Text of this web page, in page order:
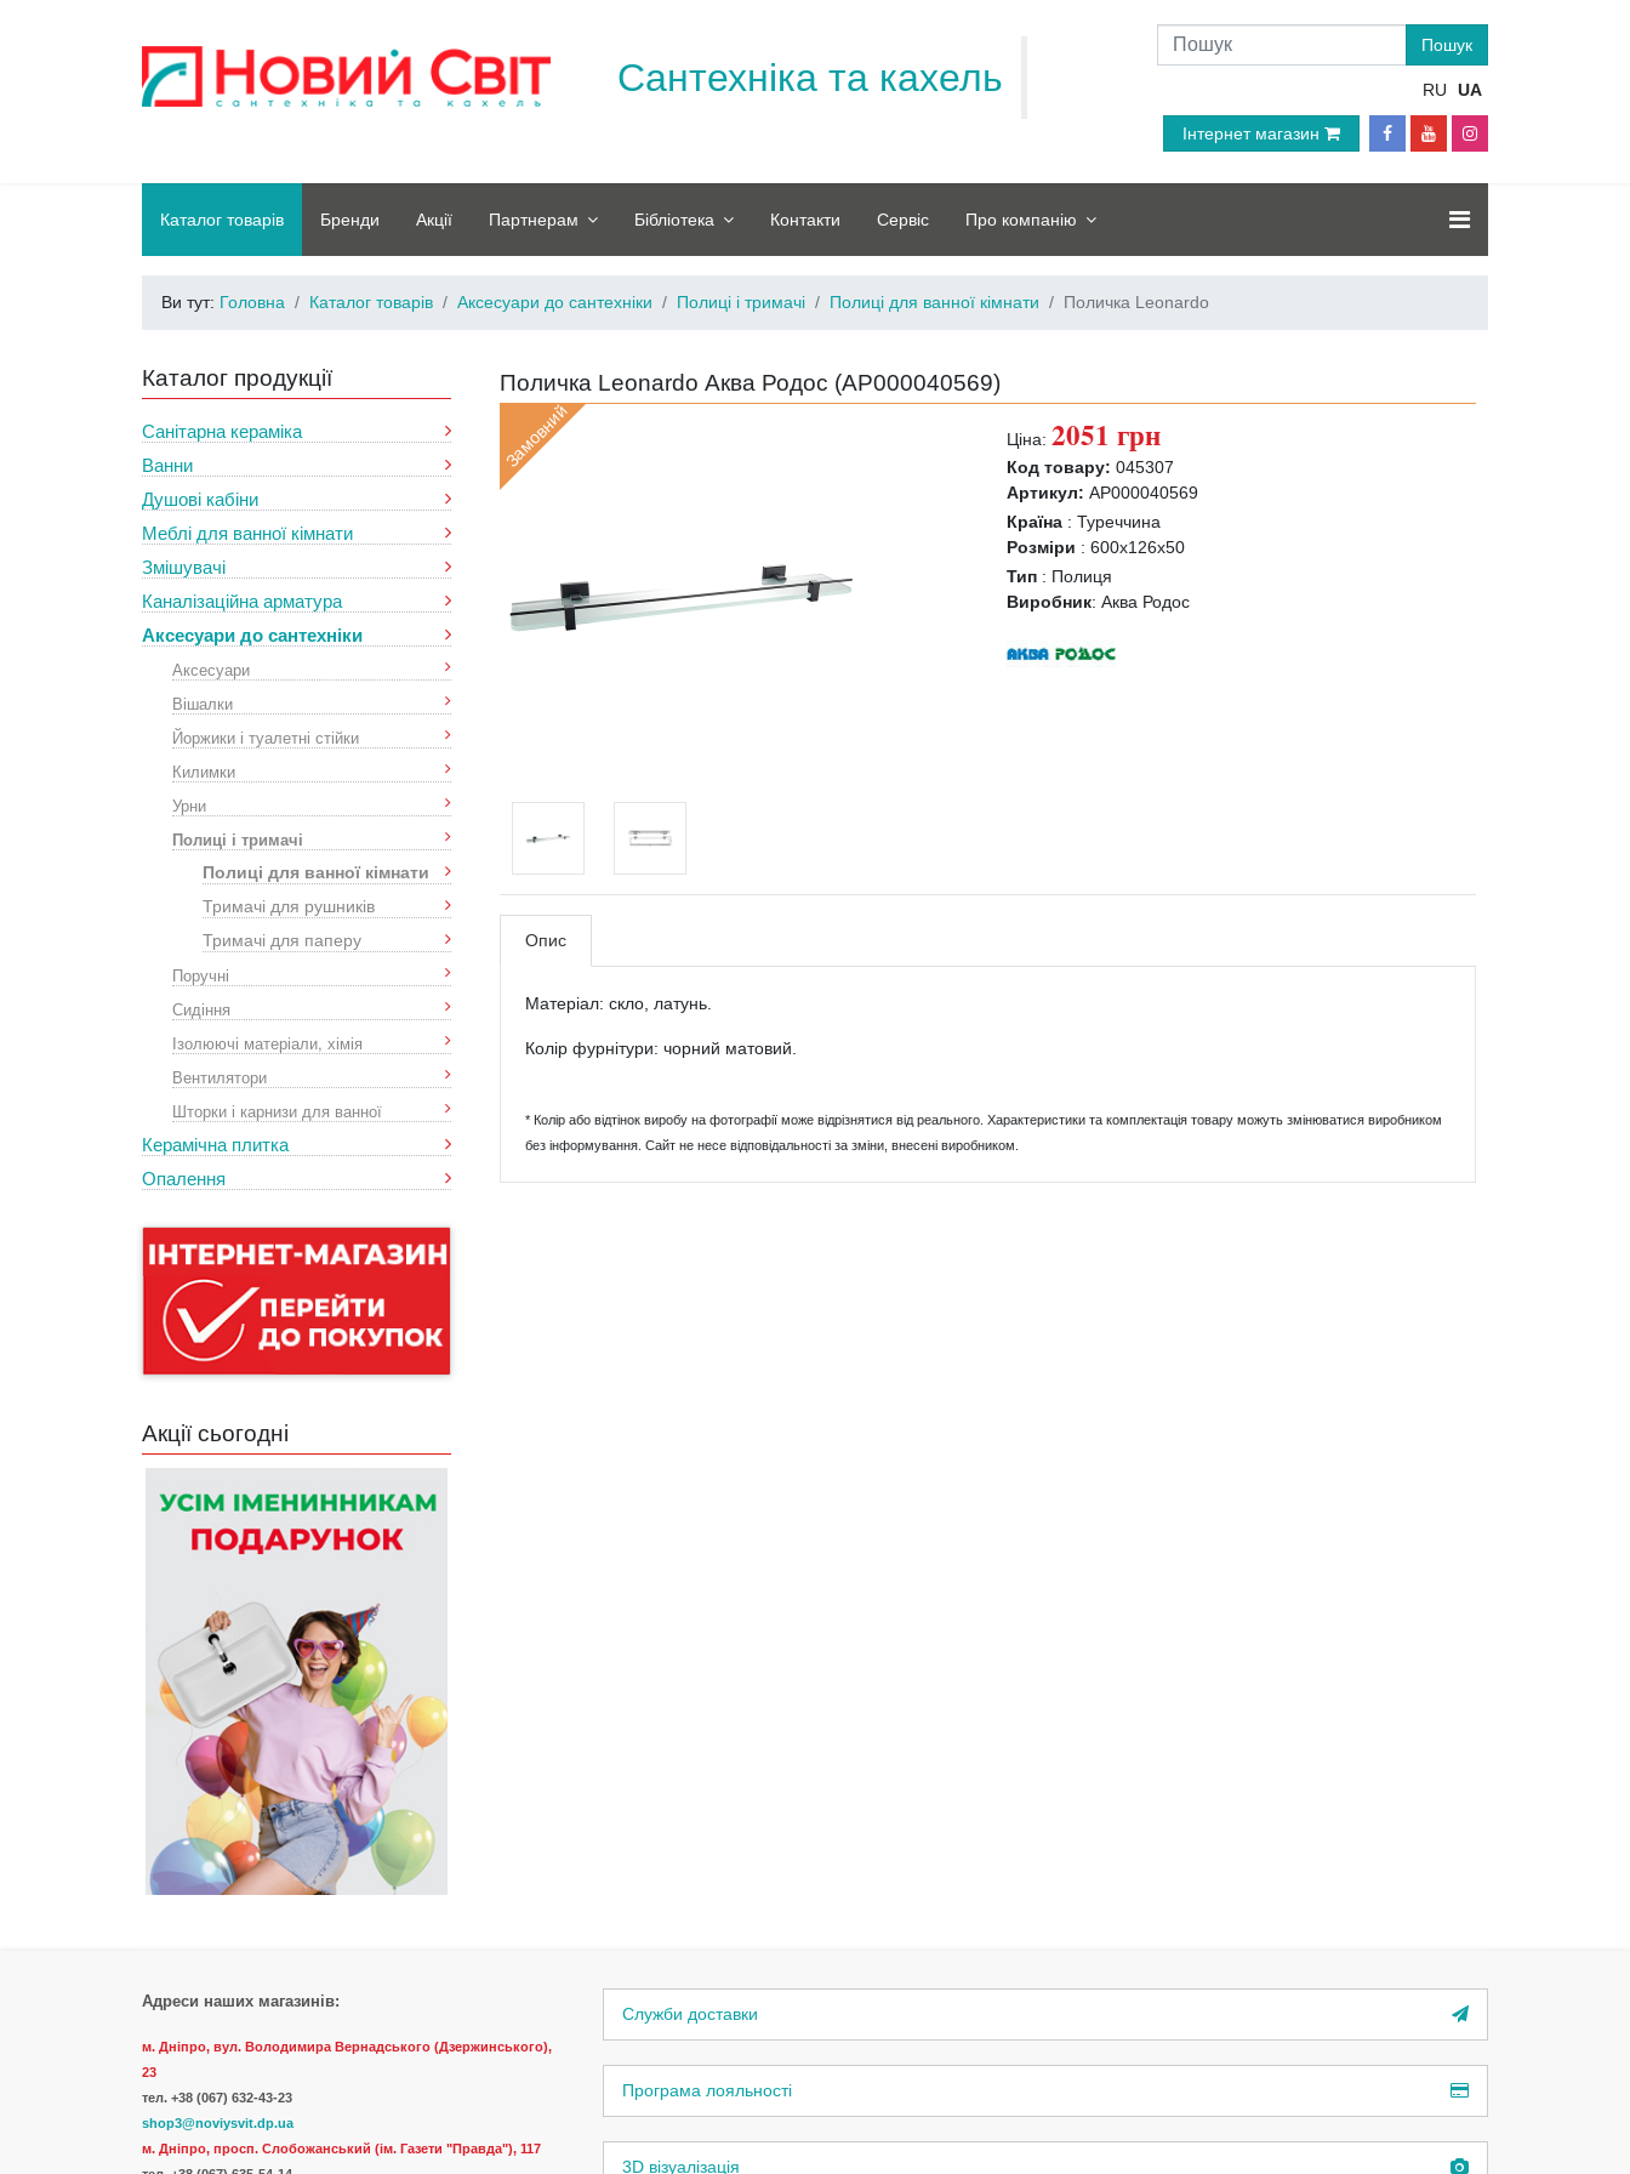
Сантехніка та кахель RU UA
Інтернет магазин
Каталог товарів Бренди Акції Партнерам Бібліотека Контакти Сервіс Про компанію
Ви тут: Головна Каталог товарів Аксесуари до сантехніки Полиці і тримачі Полиці для ванної кімнати Поличка Leonardo
Каталог продукції
Санітарна кераміка
Ванни
Душові кабіни
Меблі для ванної кімнати
Змішувачі
Каналізаційна арматура
Аксесуари до сантехніки
Аксесуари
Вішалки
Йоржики і туалетні стійки
Килимки
Урни
Полиці і тримачі
Полиці для ванної кімнати
Тримачі для рушників
Тримачі для паперу
Поручні
Сидіння
Ізолюючі матеріали, хімія
Вентилятори
Шторки і карнизи для ванної
Керамічна плитка
Опалення
Акції сьогодні
Поличка Leonardo Аква Родос (АР000040569)
Замовний Ціна: 2051 грн
Код товару: 045307
Артикул: АР000040569
Країна : Туреччина
Розміри : 600x126x50
Тип : Полиця
Виробник: Аква Родос
Опис
Матеріал: скло, латунь.
Колір фурнітури: чорний матовий.
* Колір або відтінок виробу на фотографії може відрізнятися від реального. Характеристики та комплектація товару можуть змінюватися виробником
без інформування. Сайт не несе відповідальності за зміни, внесені виробником.
Адреси наших магазинів:
м. Дніпро, вул. Володимира Вернадського (Дзержинського),
23
тел. +38 (067) 632-43-23
shop3@noviysvit.dp.ua
м. Дніпро, просп. Слобожанський (ім. Газети "Правда"), 117
Служби доставки
Програма лояльності
3D візуалізація